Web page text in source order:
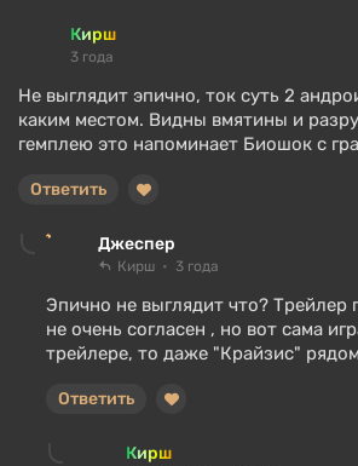
Кирш
3 года
Не выглядит эпично, ток суть 2
каким местом. Видны вмятины и
гемплею это напоминает Биошок с
Ответить
Джеспер
Кирш 3 года
Эпично не выглядит что? Трейлер
не очень согласен , но вот сама
трейлере, то даже "Крайзис"
Ответить
Кирш